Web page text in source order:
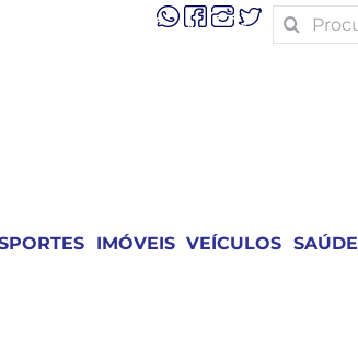
Search
for:
IMÓVEIS VEÍCULOS SAÚDE